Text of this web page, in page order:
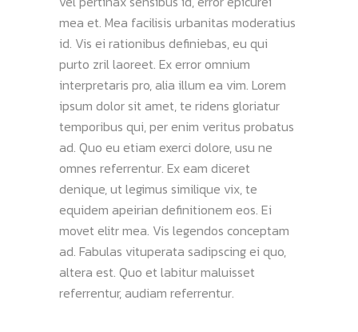
mea et. Mea facilisis urbanitas moderatius
id. Vis ei rationibus definiebas, eu qui
purto zril laoreet. Ex error omnium
interpretaris pro, alia illum ea vim. Lorem
ipsum dolor sit amet, te ridens gloriatur
temporibus qui, per enim veritus probatus
ad. Quo eu etiam exerci dolore, usu ne
omnes referrentur. Ex eam diceret
denique, ut legimus similique vix, te
equidem apeirian definitionem eos. Ei
movet elitr mea. Vis legendos conceptam
ad. Fabulas vituperata sadipscing ei quo,
altera est. Quo et labitur maluisset
referrentur, audiam referrentur.